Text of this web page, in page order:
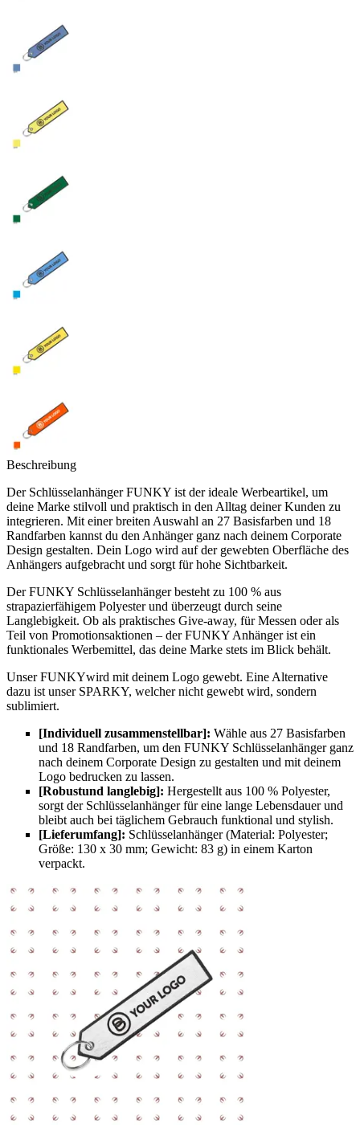
Beschreibung
Der Schlüsselanhänger FUNKY ist der ideale Werbeartikel, um
deine Marke stilvoll und praktisch in den Alltag deiner Kunden zu
integrieren. Mit einer breiten Auswahl an 27 Basisfarben und 18
Randfarben kannst du den Anhänger ganz nach deinem Corporate
Design gestalten. Dein Logo wird auf der gewebten Oberfläche des
Anhängers aufgebracht und sorgt für hohe Sichtbarkeit.
Der FUNKY Schlüsselanhänger besteht zu 100 % aus
strapazierfähigem Polyester und überzeugt durch seine
Langlebigkeit. Ob als praktisches Give-away, für Messen oder als
Teil von Promotionsaktionen – der FUNKY Anhänger ist ein
funktionales Werbemittel, das deine Marke stets im Blick behält.
Unser FUNKYwird mit deinem Logo gewebt. Eine Alternative
dazu ist unser SPARKY, welcher nicht gewebt wird, sondern
sublimiert.
[Individuell zusammenstellbar]: Wähle aus 27 Basisfarben
und 18 Randfarben, um den FUNKY Schlüsselanhänger ganz
nach deinem Corporate Design zu gestalten und mit deinem
Logo bedrucken zu lassen.
[Robustund langlebig]: Hergestellt aus 100 % Polyester,
sorgt der Schlüsselanhänger für eine lange Lebensdauer und
bleibt auch bei täglichem Gebrauch funktional und stylish.
[Lieferumfang]: Schlüsselanhänger (Material: Polyester;
Größe: 130 x 30 mm; Gewicht: 83 g) in einem Karton
verpackt.